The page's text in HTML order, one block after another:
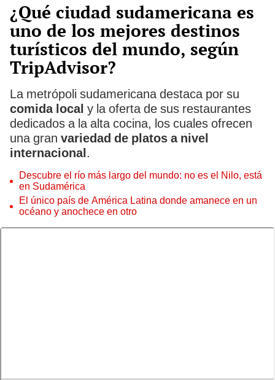
¿Qué ciudad sudamericana es
uno de los mejores destinos
turísticos del mundo, según
TripAdvisor?
La metrópoli sudamericana destaca por su
comida local y la oferta de sus restaurantes
dedicados a la alta cocina, los cuales ofrecen
una gran variedad de platos a nivel
internacional.
Descubre el río más largo del mundo: no es el Nilo, está
en Sudamérica
El único país de América Latina donde amanece en un
océano y anochece en otro